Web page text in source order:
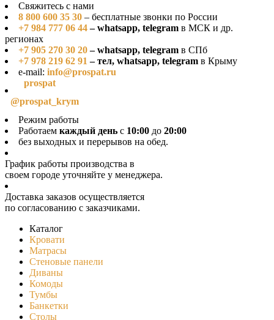
Свяжитесь с нами
8 800 600 35 30 – бесплатные звонки по России
+7 984 777 06 44– whatsapp, telegram в МСК и др.
регионах
+7 905 270 30 20– whatsapp, telegram в СПб
+7 978 219 62 91 – тел, whatsapp, telegram в Крыму
e-mail: info@prospat.ru
prospat
@prospat_krym
Режим работы
Работаем каждый день с 10:00 до 20:00
без выходных и перерывов на обед.
График работы производства в
своeм городе уточняйте у менеджера.
Доставка заказов осуществляется
по согласованию с заказчиками.
Каталог
Кровати
Матрасы
Стеновые панели
Диваны
Комоды
Тумбы
Банкетки
Столы